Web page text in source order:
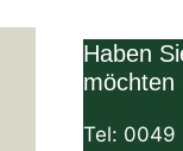
Haben
möchten
Tel: 0049